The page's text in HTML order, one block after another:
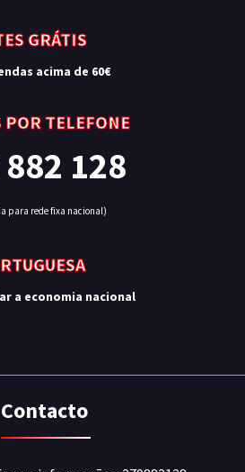
GRÁTIS
acima de 60€
POR TELEFONE
128
para rede fixa nacional)
a economia nacional
Contacto